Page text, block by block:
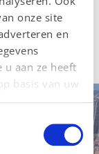
onze site
en
aan ze heeft
basis van uw